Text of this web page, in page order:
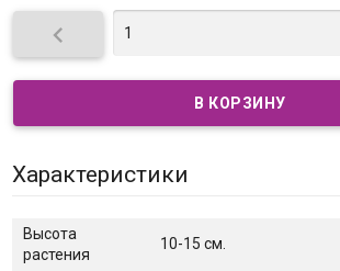

Характеристики
Высота
растения
10-15 см.